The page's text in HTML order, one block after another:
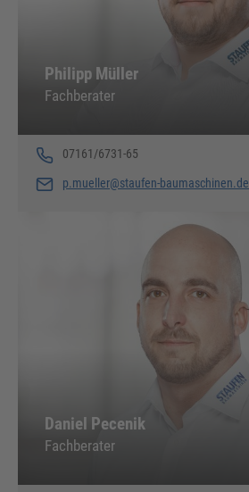
Philipp Müller
Fachberater
07161/6731-65
p.mueller@staufen-baumaschinen.de
Daniel Pecenik
Fachberater